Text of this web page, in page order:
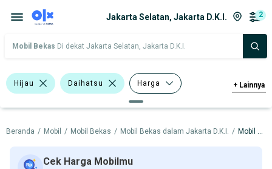
Jakarta Selatan, Jakarta D.K.I. 2
Mobil Bekas Di dekat Jakarta Selatan, Jakarta D.K.I.
Hijau Daihatsu Harga
Merek Dan Model Tahun
Tipe Bodi Tipe Membership
+ Lainnya
Beranda / Mobil / Mobil Bekas / Mobil Bekas dalam Jakarta D.K.I. / Mobil Bekas dalam Jakarta Selatan
Cek Harga Mobilmu